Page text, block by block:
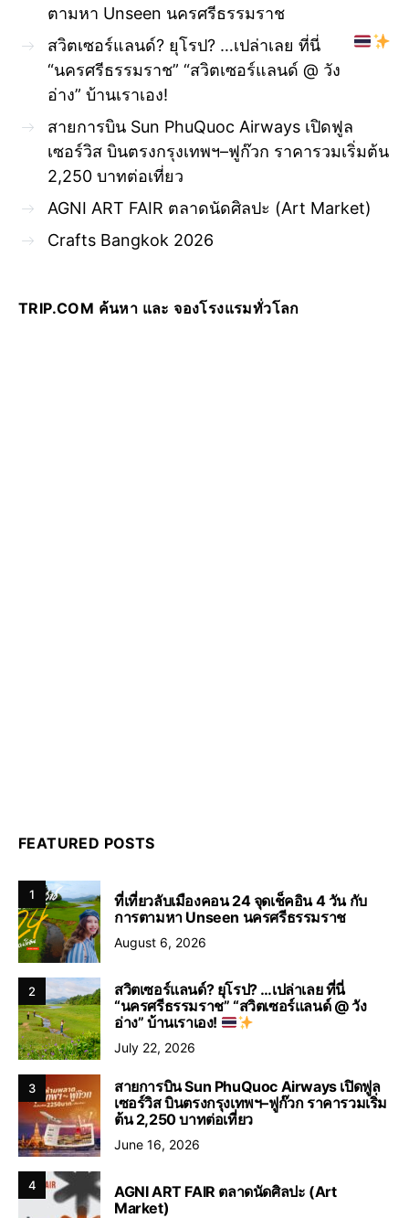
ตามหา Unseen นครศรีธรรมราช
สวิตเซอร์แลนด์? ยุโรป? …เปล่าเลย ที่นี่
“นครศรีธรรมราช” “สวิตเซอร์แลนด์ @ วัง
อ่าง” บ้านเราเอง!
สายการบิน Sun PhuQuoc Airways เปิดฟูล
เซอร์วิส บินตรงกรุงเทพฯ–ฟูก๊วก ราคารวมเริ่มต้น
2,250 บาทต่อเที่ยว
AGNI ART FAIR ตลาดนัดศิลปะ (Art Market)
Crafts Bangkok 2026
TRIP.COM ค้นหา และ จองโรงแรมทั่วโลก
FEATURED POSTS
1
ที่เที่ยวลับเมืองคอน 24 จุดเช็คอิน 4 วัน กับ
การตามหา Unseen นครศรีธรรมราช
August 6, 2026
2
สวิตเซอร์แลนด์? ยุโรป? …เปล่าเลย ที่นี่
“นครศรีธรรมราช” “สวิตเซอร์แลนด์ @ วัง
อ่าง” บ้านเราเอง!
July 22, 2026
3
สายการบิน Sun PhuQuoc Airways เปิดฟูล
เซอร์วิส บินตรงกรุงเทพฯ–ฟูก๊วก ราคารวมเริ่ม
ต้น 2,250 บาทต่อเที่ยว
June 16, 2026
4
AGNI ART FAIR ตลาดนัดศิลปะ (Art
Market)